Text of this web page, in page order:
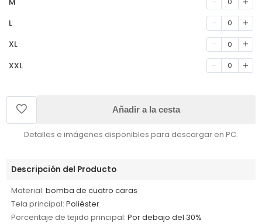
L 0
XL 0
XXL 0
Añadir a la cesta
Detalles e imágenes disponibles para descargar en PC.
Descripción del Producto
Material: bomba de cuatro caras
Tela principal: Poliéster
Porcentaje de tejido principal: Por debajo del 30%